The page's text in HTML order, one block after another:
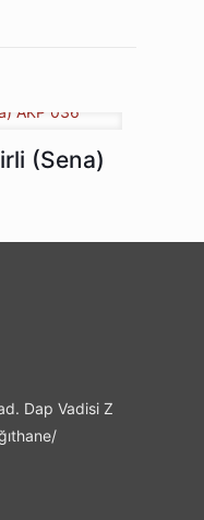
(Sena)
Dap Vadisi Z